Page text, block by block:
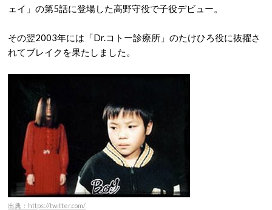
ェイ」の第5話に登場した高野守役で子役デビュー。
その翌2003年には「Dr.コトー診療所」のたけひろ役に抜擢さ
れてブレイクを果たしました。
出典：https://twitter.com/